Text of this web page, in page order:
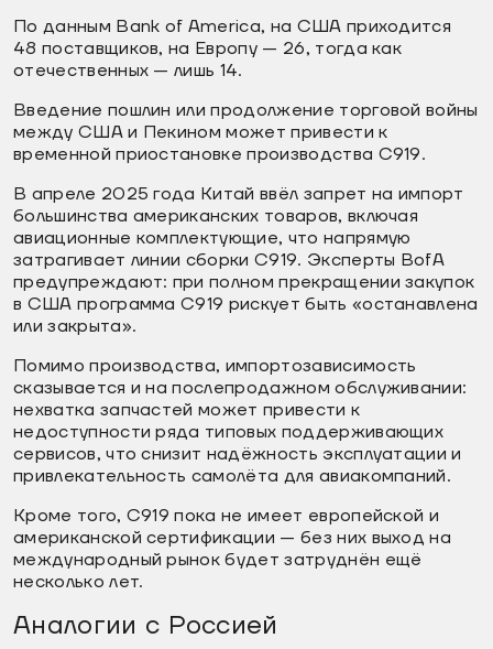
По данным Bank of America, на США приходится
48 поставщиков, на Европу — 26, тогда как
отечественных — лишь 14.
Введение пошлин или продолжение торговой войны
между США и Пекином может привести к
временной приостановке производства C919.
В апреле 2025 года Китай ввёл запрет на импорт
большинства американских товаров, включая
авиационные комплектующие, что напрямую
затрагивает линии сборки C919. Эксперты BofA
предупреждают: при полном прекращении закупок
в США программа C919 рискует быть «останавлена
или закрыта».
Помимо производства, импортозависимость
сказывается и на послепродажном обслуживании:
нехватка запчастей может привести к
недоступности ряда типовых поддерживающих
сервисов, что снизит надёжность эксплуатации и
привлекательность самолёта для авиакомпаний.
Кроме того, C919 пока не имеет европейской и
американской сертификации — без них выход на
международный рынок будет затруднён ещё
несколько лет.
Аналогии с Россией